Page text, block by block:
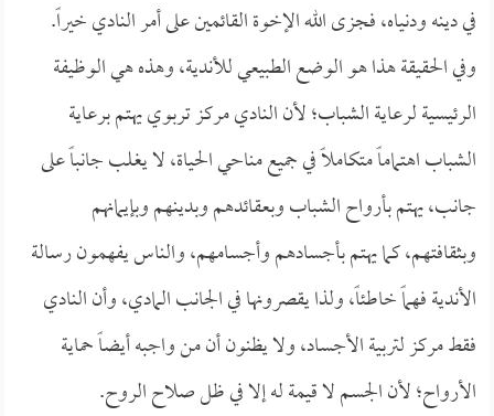
في دينه ودنياه، فجزى الله الإخوة القائمين على أمر النادي خيراً.
وفي الحقيقة هذا هو الوضع الطبيعي للأندية، وهذه هي الوظيفة
الرئيسية لرعاية الشباب؛ لأن النادي مركز تربوي يهتم برعاية
الشباب اهتماماً متكاملاً في جميع مناحي الحياة، لا يغلب جانباً على
جانب، يهتم بأرواح الشباب وبعقائدهم وبدينهم وبإيمانهم
وبثقافتهم، كما يهتم بأجسادهم وأجسامهم، والناس يفهمون رسالة
الأندية فهماً خاطئاً، ولذا يقصرونها في الجانب المادي، وأن النادي
فقط مركز لتربية الأجساد، ولا يظنون أن من واجبه أيضاً حماية
الأرواح؛ لأن الجسم لا قيمة له إلا في ظل صلاح الروح.